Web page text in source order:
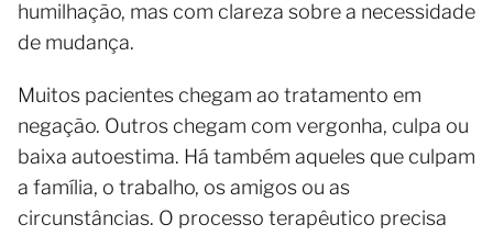
humilhação, mas com clareza sobre a necessidade
de mudança.
Muitos pacientes chegam ao tratamento em
negação. Outros chegam com vergonha, culpa ou
baixa autoestima. Há também aqueles que culpam
a família, o trabalho, os amigos ou as
circunstâncias. O processo terapêutico precisa